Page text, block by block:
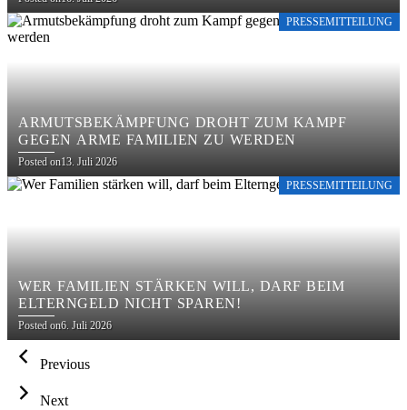
PRESSEMITTEILUNG
ARMUTSBEKÄMPFUNG DROHT ZUM KAMPF
GEGEN ARME FAMILIEN ZU WERDEN
Posted on13. Juli 2026
PRESSEMITTEILUNG
WER FAMILIEN STÄRKEN WILL, DARF BEIM
ELTERNGELD NICHT SPAREN!
Posted on6. Juli 2026
Previous
Next